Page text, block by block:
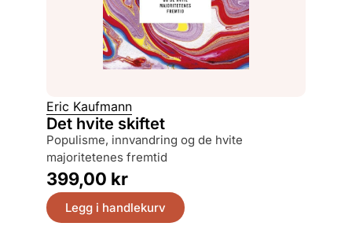
Eric Kaufmann
Det hvite skiftet
populisme, innvandring og de hvite
majoritetenes fremtid
399,00 kr
Legg i handlekurv